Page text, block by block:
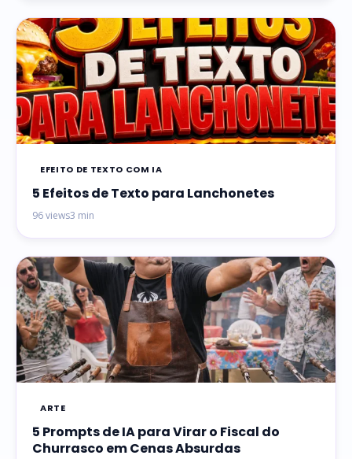
EFEITO DE TEXTO COM IA
5 Efeitos de Texto para Lanchonetes
96 views3 min
ARTE
5 Prompts de IA para Virar o Fiscal do
Churrasco em Cenas Absurdas